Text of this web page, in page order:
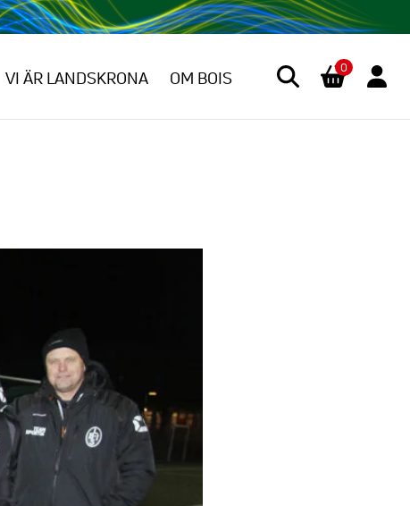
VI ÄR LANDSKRONA OM BOIS
0